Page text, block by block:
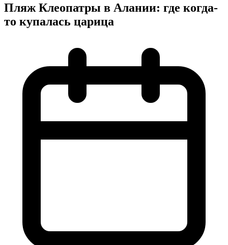
Пляж Клеопатры в Алании: где когда-
то купалась царица